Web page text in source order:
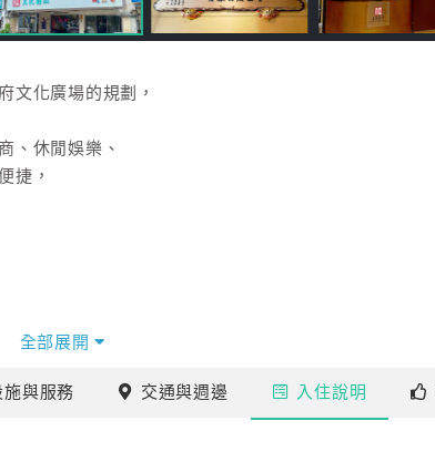
文化廣場的規劃，
、休閒娛樂、
捷，
全部展開
施與服務 交通與週邊 入住說明